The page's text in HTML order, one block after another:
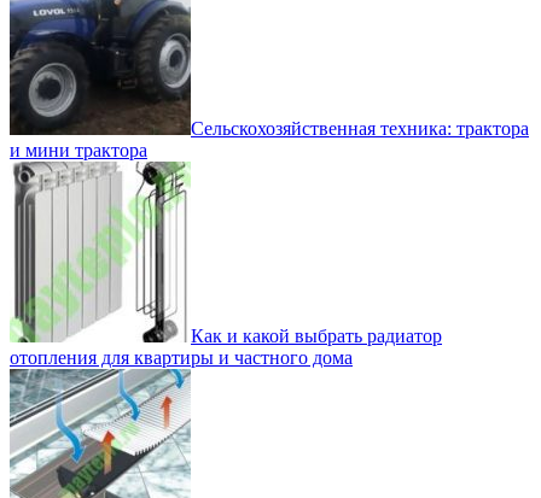
Сельскохозяйственная техника: трактора
и мини трактора
Как и какой выбрать радиатор
отопления для квартиры и частного дома